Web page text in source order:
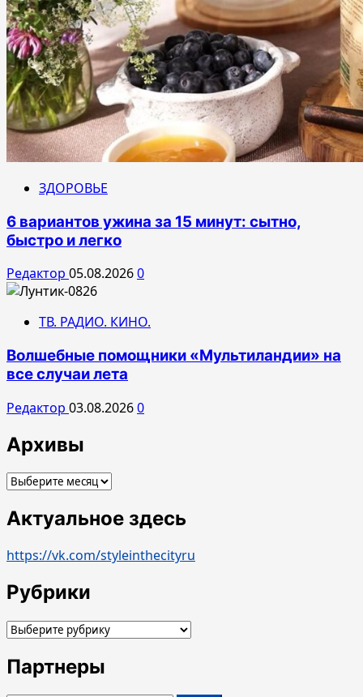
ЗДОРОВЬЕ
6 вариантов ужина за 15 минут: сытно,
быстро и легко
Редактор 05.08.20260
ТВ. РАДИО. КИНО.
Волшебные помощники «Мультиландии» на
все случаи лета
Редактор 03.08.20260
Архивы
Архивы
Актуальное здесь
https://vk.com/styleinthecityru
Рубрики
Рубрики
Партнеры